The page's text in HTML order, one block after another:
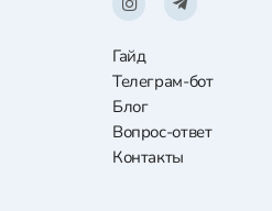
Гайд
Телеграм-бот
Блог
Вопрос-ответ
Контакты